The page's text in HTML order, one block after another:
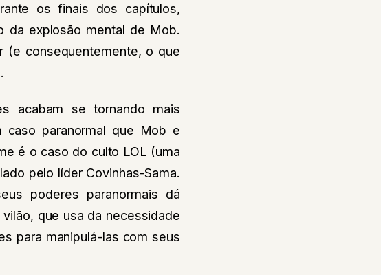
os finais dos capítulos,
da explosão mental de Mob.
(e consequentemente, o que
acabam se tornando mais
caso paranormal que Mob e
é o caso do culto LOL (uma
pelo líder Covinhas-Sama.
poderes paranormais dá
que usa da necessidade
para manipulá-las com seus